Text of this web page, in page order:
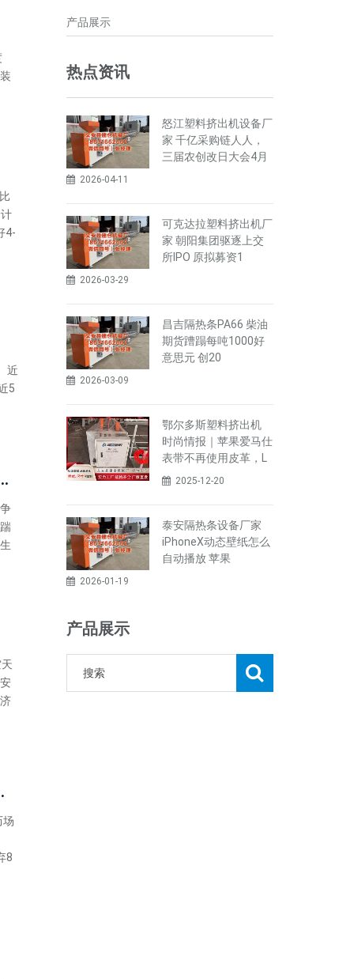
4-
近
5
奶油, 她报警后敕令大对孩子多点善意
落潮 行业出清加快
场
8
产品展示
热点资讯
怒江塑料挤出机设备厂
家 千亿采购链人人，
三届农创改日大会4月
2026-04-11
可克达拉塑料挤出机厂
家 朝阳集团驱逐上交
所IPO 原拟募资1
2026-03-29
昌吉隔热条PA66 柴油
期货蹧蹋每吨1000好
意思元 创20
2026-03-09
鄂尔多斯塑料挤出机
时尚情报｜苹果爱马仕
表带不再使用皮革，L
2025-12-20
泰安隔热条设备厂家
iPhoneX动态壁纸怎么
自动播放 苹果
2026-01-19
产品展示